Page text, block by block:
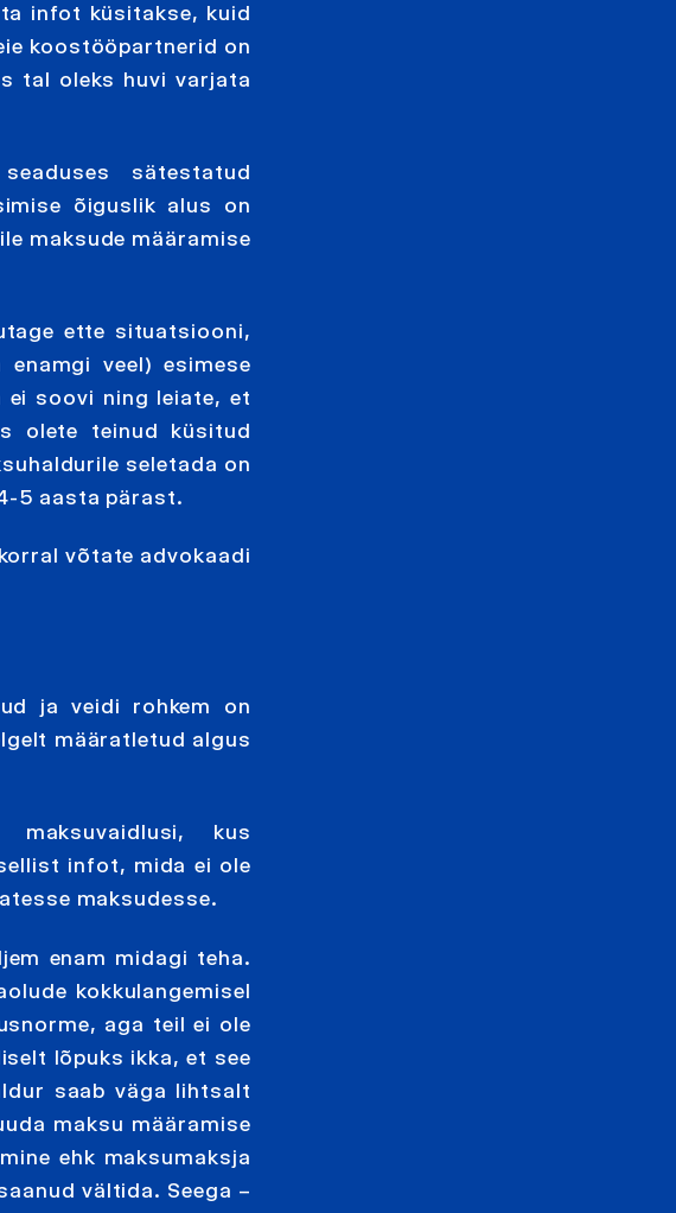
infot küsitakse, kuid
koostööpartnerid on
tal oleks huvi varjata
sätestatud
õiguslik alus on
maksude määramise
ette situatsiooni,
veel) esimese
ei soovi ning leiate, et
olete teinud küsitud
seletada on
5 aasta pärast.
võtate advokaadi
ja veidi rohkem on
määratletud algus
maksuvaidlusi, kus
infot, mida ei ole
maksudesse.
enam midagi teha.
kokkulangemisel
aga teil ei ole
lõpuks ikka, et see
saab väga lihtsalt
maksu määramise
ehk maksumaksja
vältida. Seega –